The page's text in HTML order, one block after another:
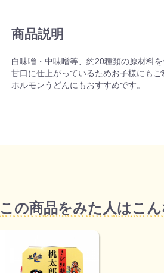
商品説明
白味噌・中味噌等、約20種類の原材料
甘口に仕上がっているためお子様にもご
ホルモンうどんにもおすすめです。
この商品をみた人はこ